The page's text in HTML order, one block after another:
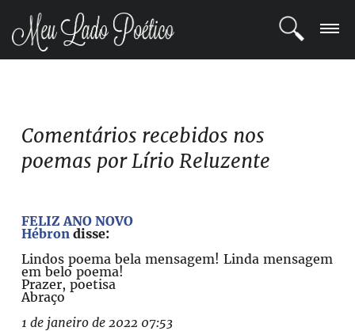
POETAS
COMUNIDADE
Comentários recebidos nos
poemas por Lírio Reluzente
FELIZ ANO NOVO
Hébron disse:
Lindos poema bela mensagem! Linda mensagem
em belo poema!
Prazer, poetisa
Abraço
1 de janeiro de 2022 07:53